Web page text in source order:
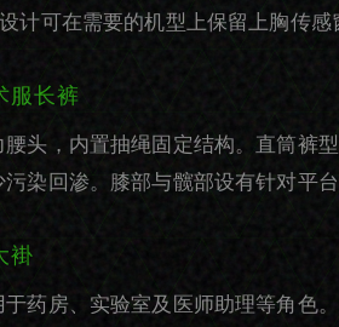
计可在需要的机型上保留上胸传感
服长裤
腰头，内置抽绳固定结构。直筒裤
污染回渗。膝部与髋部设有针对平
褂
于药房、实验室及医师助理等角色